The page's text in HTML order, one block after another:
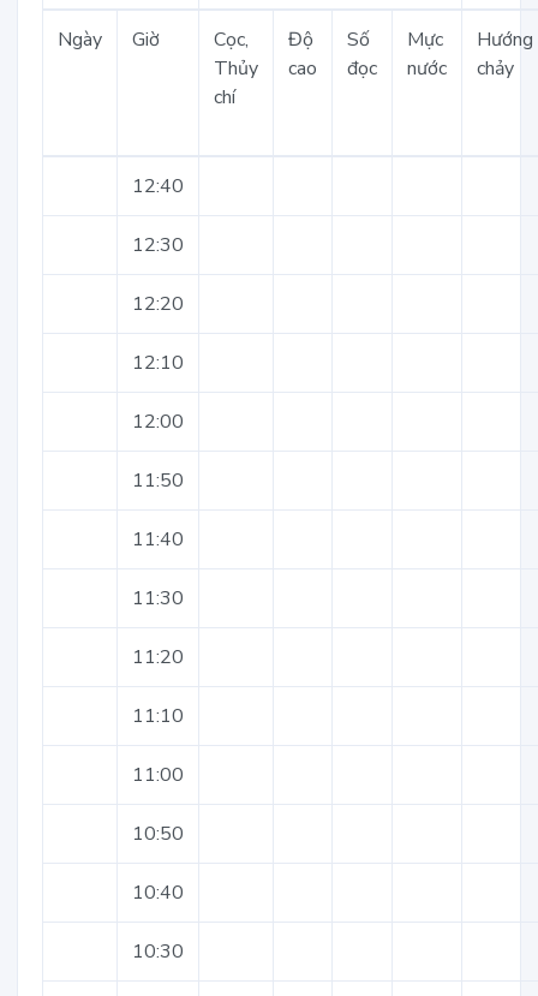
Ngày Giờ
Cọc,
Thủy
chí
Độ
cao
Số
đọc
Mực
nước
Hướng
chảy
12:40
12:30
12:20
12:10
12:00
11:50
11:40
11:30
11:20
11:10
11:00
10:50
10:40
10:30